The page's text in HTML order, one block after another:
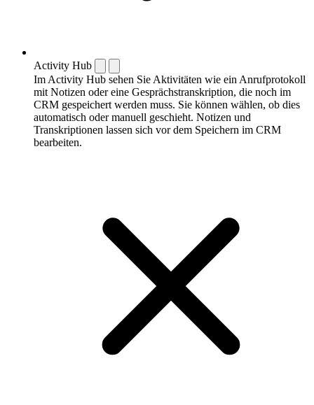
Activity Hub
Im Activity Hub sehen Sie Aktivitäten wie ein Anrufprotokoll
mit Notizen oder eine Gesprächstranskription, die noch im
CRM gespeichert werden muss. Sie können wählen, ob dies
automatisch oder manuell geschieht. Notizen und
Transkriptionen lassen sich vor dem Speichern im CRM
bearbeiten.